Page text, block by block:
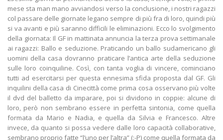
mese sta man mano avviandosi verso la conclusione, i nostri ragazzi
col passare delle giornate legano sempre di più fra di loro, quindi più
si va avanti e più saranno difficili le eliminazioni. Ecco lo svolgimento
della giornata: Il GF in mattinata annuncia la terza prova settimanale
ai ragazzi: Ballo e seduzione. Praticando un ballo sudamericano gli
uomini della casa dovranno praticare l’antica arte della seduzione
sulle loro coinquiline. Così, con tanta voglia di vincere, cominciano
tutti ad esercitarsi per questa ennesima sfida proposta dal GF. Gli
inquilini della casa di Cinecittà come prima cosa osservano più volte
il dvd del balletto da imparare, poi si dividono in coppie: alcune di
loro, però non sembrano essere in perfetta sintonia, come quella
formata da Mario e Nadia, e quella da Silvia e Francesco. Altre
invece, da quanto si possa vedere dalle loro capacità collaborative,
sembrano proprio fatte “l’uno per l’altra” (:-P) come quella formata da